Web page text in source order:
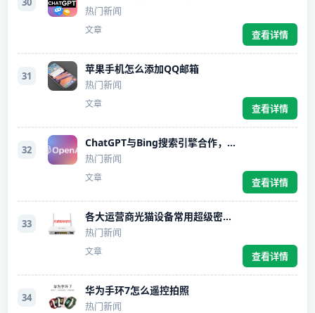
热门新闻
文章 查看详情
31
苹果手机怎么添加QQ邮箱
热门新闻
文章 查看详情
32
ChatGPT与Bing搜索引擎合作，打破时间限制，实现全新智能搜索体验
热门新闻
文章 查看详情
33
各大运营商光猫设备常用超级密码汇总
热门新闻
文章 查看详情
34
华为手环7怎么遥控拍照
热门新闻